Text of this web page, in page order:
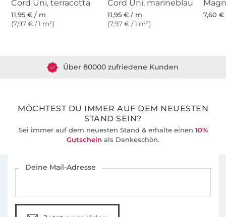
Cord Uni, terracotta
11,95 € / m
(7,97 € / 1 m²)
Cord Uni, marineblau
11,95 € / m
(7,97 € / 1 m²)
7,60 €
MÖCHTEST DU IMMER AUF DEM NEUESTEN
STAND SEIN?
Sei immer auf dem neuesten Stand & erhalte einen 10%
Gutschein als Dankeschön.
Deine Mail-Adresse